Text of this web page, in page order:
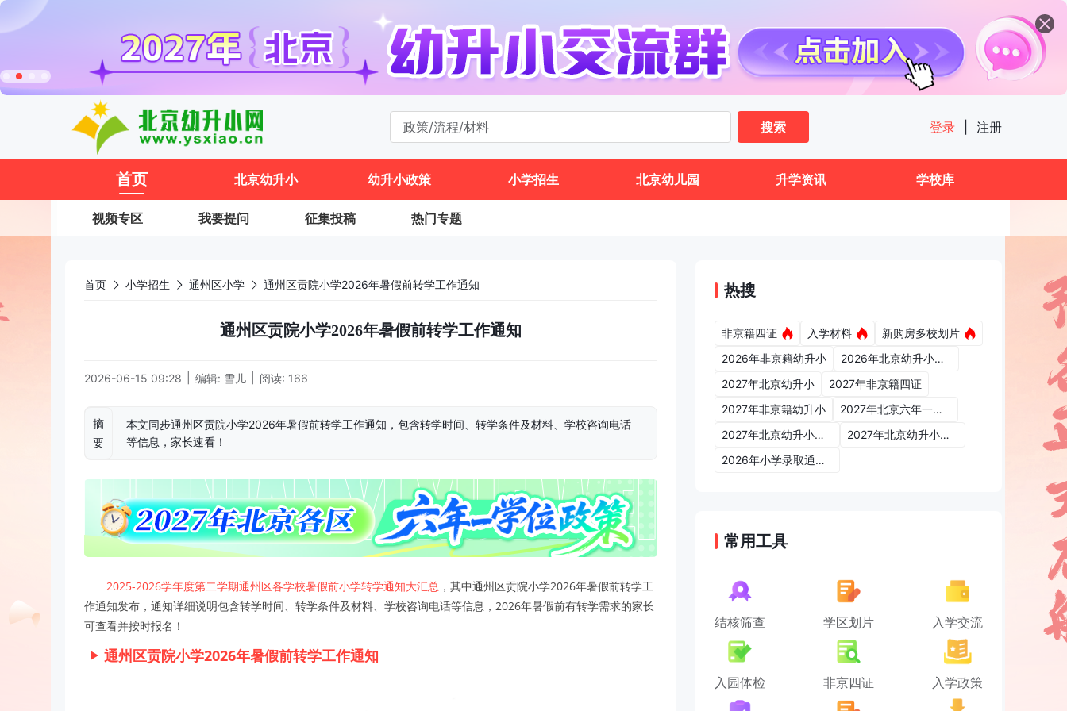
搜索
登录 注册
首页 北京幼升小 幼升小政策 小学招生 北京幼儿园 升学资讯 学校库
视频专区 我要提问 征集投稿 热门专题
首页 小学招生 通州区小学 通州区贡院小学2026年暑假前转学工作通知
通州区贡院小学2026年暑假前转学工作通知
2026-06-15 09:28 编辑: 雪儿 阅读: 166
摘
要
本文同步通州区贡院小学2026年暑假前转学工作通知，包含转学时间、转学条件及材料、学校咨询电话
等信息，家长速看！
2025-2026学年度第二学期通州区各学校暑假前小学转学通知大汇总 ，其中通州区贡院小学2026年暑假前转学工
作通知发布，通知详细说明包含转学时间、转学条件及材料、学校咨询电话等信息，2026年暑假前有转学需求的家长
可查看并按时报名！
通州区贡院小学2026年暑假前转学工作通知
热搜
非京籍四证 入学材料
新购房多校划片
2026年非京籍幼升小
2026年北京幼升小入学政策
2027年北京幼升小
2027年非京籍四证
2027年非京籍幼升小
2027年北京六年一学位政策
2027年北京幼升小六年一学位政策
2027年北京幼升小入学政策
2026年小学录取通知书
常用工具
结核筛查 学区划片 入学交流
入园体检 非京四证 入学政策